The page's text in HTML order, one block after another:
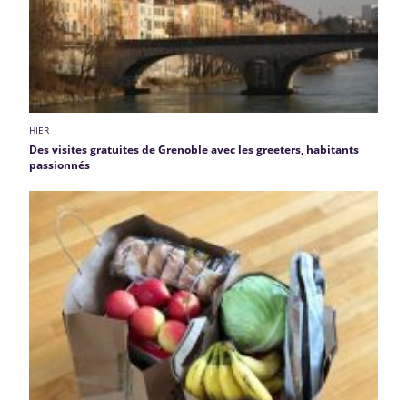
HIER
Des visites gratuites de Grenoble avec les greeters, habitants
passionnés